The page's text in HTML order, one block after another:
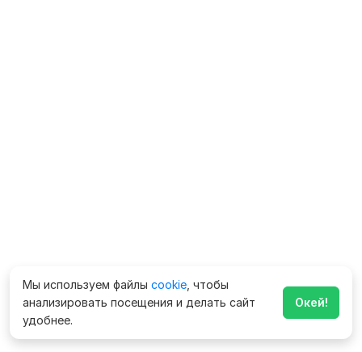
Мы используем файлы cookie , чтобы
анализировать посещения и делать сайт
удобнее.
Окей!